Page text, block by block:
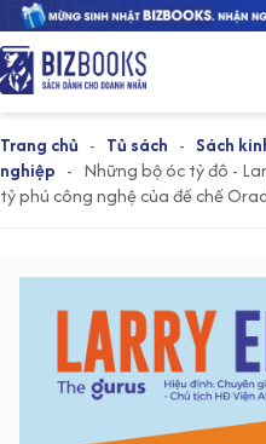
Trang chủ - Tủ sách - Sách
nghiệp - Những bộ óc tỷ đô -
tỷ phú công nghệ của đế chế